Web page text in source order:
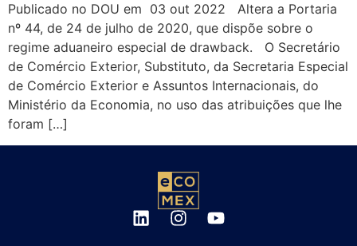
Publicado no DOU em 03 out 2022 Altera a Portaria
nº 44, de 24 de julho de 2020, que dispõe sobre o
regime aduaneiro especial de drawback. O Secretário
de Comércio Exterior, Substituto, da Secretaria Especial
de Comércio Exterior e Assuntos Internacionais, do
Ministério da Economia, no uso das atribuições que lhe
foram […]